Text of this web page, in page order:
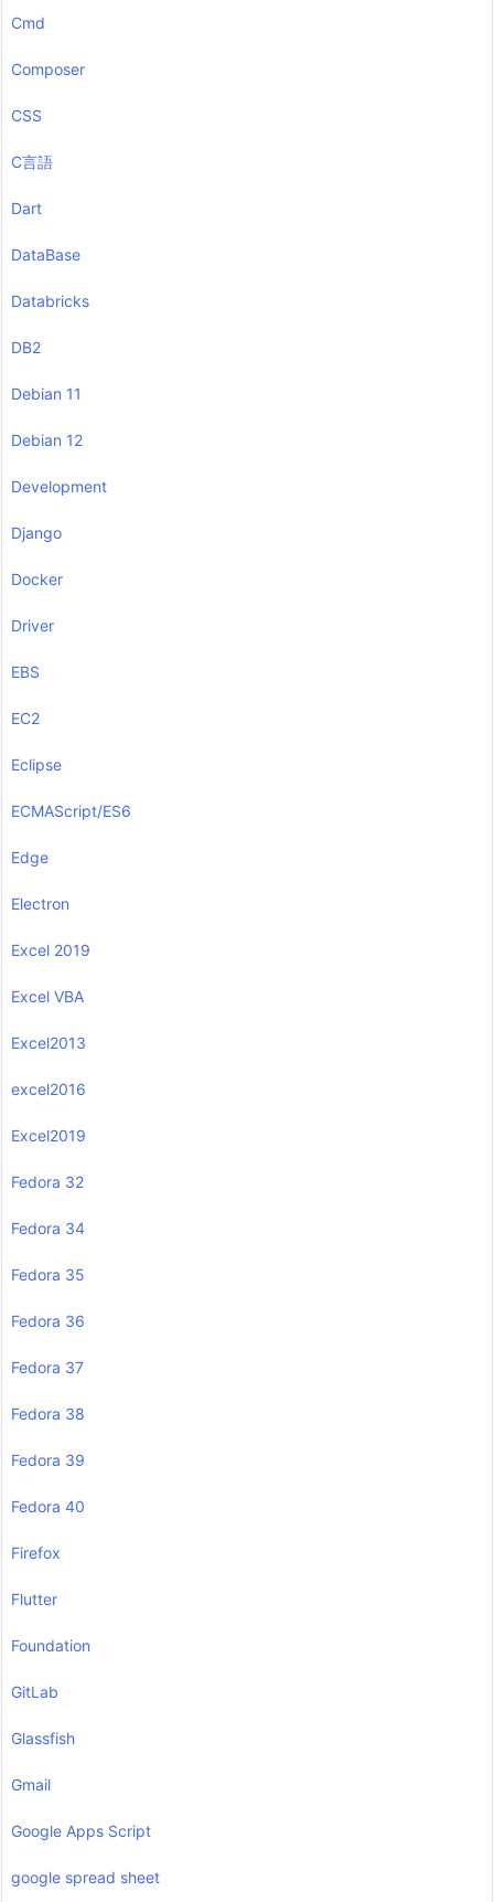
Cmd
Composer
CSS
C言語
Dart
DataBase
Databricks
DB2
Debian 11
Debian 12
Development
Django
Docker
Driver
EBS
EC2
Eclipse
ECMAScript/ES6
Edge
Electron
Excel 2019
Excel VBA
Excel2013
excel2016
Excel2019
Fedora 32
Fedora 34
Fedora 35
Fedora 36
Fedora 37
Fedora 38
Fedora 39
Fedora 40
Firefox
Flutter
Foundation
GitLab
Glassfish
Gmail
Google Apps Script
google spread sheet